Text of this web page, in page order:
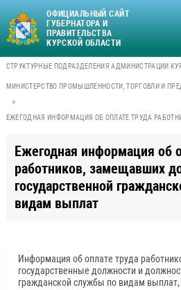
ОФИЦИАЛЬНЫЙ САЙТ
ГУБЕРНАТОРА И
ПРАВИТЕЛЬСТВА
КУРСКОЙ ОБЛАСТИ
СТРУКТУРНЫЕ ПОДРАЗДЕЛЕНИЯ АДМИНИСТРАЦИИ
МИНИСТЕРСТВО ПРОМЫШЛЕННОСТИ, ТОРГОВЛИ И
>
ЕЖЕГОДНАЯ ИНФОРМАЦИЯ ОБ ОПЛАТЕ ТРУДА
Ежегодная информация об
работников, замещавших
государственной
видам выплат
Информация об оплате труда
государственные должности и
гражданской службы по видам выплат,